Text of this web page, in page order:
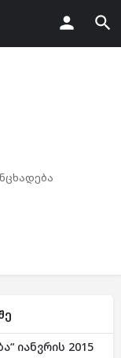
იანვრის 2015